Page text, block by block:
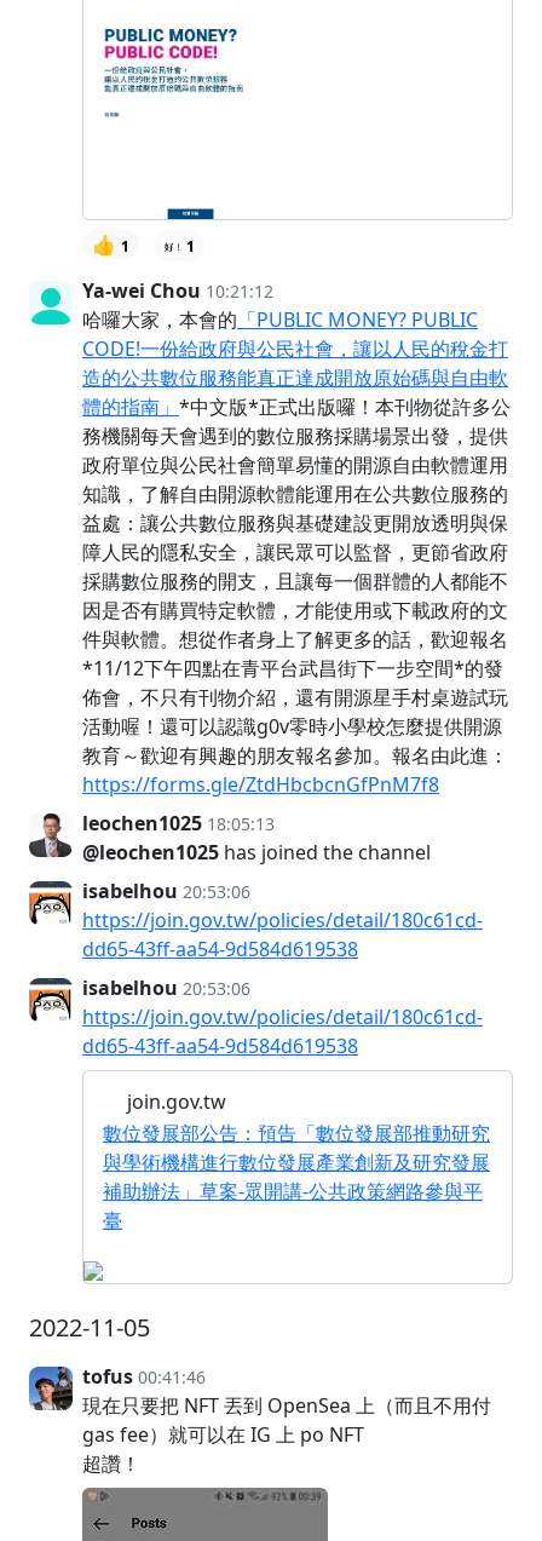
👍 1 1
Ya-wei Chou 10:21:12
哈囉大家，本會的 「PUBLIC MONEY? PUBLIC
CODE!一份給政府與公民社會，讓以人民的稅金打
造的公共數位服務能真正達成開放原始碼與自由軟
體的指南」 *中文版*正式出版囉！本刊物從許多公
務機關每天會遇到的數位服務採購場景出發，提供
政府單位與公民社會簡單易懂的開源自由軟體運用
知識，了解自由開源軟體能運用在公共數位服務的
益處：讓公共數位服務與基礎建設更開放透明與保
障人民的隱私安全，讓民眾可以監督，更節省政府
採購數位服務的開支，且讓每一個群體的人都能不
因是否有購買特定軟體，才能使用或下載政府的文
件與軟體。想從作者身上了解更多的話，歡迎報名
*11/12下午四點在青平台武昌街下一步空間*的發
佈會，不只有刊物介紹，還有開源星手村桌遊試玩
活動喔！還可以認識g0v零時小學校怎麼提供開源
教育～歡迎有興趣的朋友報名參加。報名由此進：
https://forms.gle/ZtdHbcbcnGfPnM7f8
leochen1025 18:05:13
@leochen1025 has joined the channel
isabelhou 20:53:06
https://join.gov.tw/policies/detail/180c61cd-
dd65-43ff-aa54-9d584d619538
isabelhou 20:53:06
https://join.gov.tw/policies/detail/180c61cd-
dd65-43ff-aa54-9d584d619538
join.gov.tw
數位發展部公告：預告「數位發展部推動研究
與學術機構進行數位發展產業創新及研究發展
補助辦法」草案-眾開講-公共政策網路參與平
臺
2022-11-05
tofus 00:41:46
現在只要把 NFT 丟到 OpenSea 上（而且不用付
gas fee）就可以在 IG 上 po NFT
超讚！